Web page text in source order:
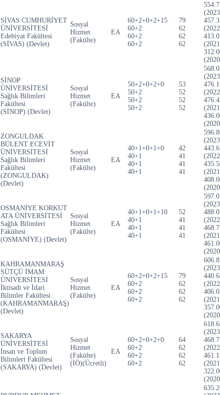
SİVAS CUMHURİYET
ÜNİVERSİTESİ
Edebiyat Fakültesi
(SİVAS) (Devlet)
Sosyal
Hizmet
(Fakülte)
EA
60+2+0+2+15
60+2
60+2
60+2
79
62
62
62
SİNOP
ÜNİVERSİTESİ
Sağlık Bilimleri
Fakültesi
(SİNOP) (Devlet)
Sosyal
Hizmet
(Fakülte)
EA
50+2+0+2+0
50+2
50+2
50+2
53
52
52
52
ZONGULDAK
BÜLENT ECEVİT
ÜNİVERSİTESİ
Sağlık Bilimleri
Fakültesi
(ZONGULDAK)
(Devlet)
Sosyal
Hizmet
(Fakülte)
EA
40+1+0+1+0
40+1
40+1
40+1
42
41
41
41
OSMANİYE KORKUT
ATA ÜNİVERSİTESİ
Sağlık Bilimleri
Fakültesi
(OSMANİYE) (Devlet)
Sosyal
Hizmet
(Fakülte)
EA
40+1+0+1+10
40+1
40+1
40+1
52
41
41
41
KAHRAMANMARAŞ
SÜTÇÜ İMAM
ÜNİVERSİTESİ
İktisadi ve İdari
Bilimler Fakültesi
(KAHRAMANMARAŞ)
(Devlet)
Sosyal
Hizmet
(Fakülte)
EA
60+2+0+2+15
60+2
60+2
60+2
79
62
62
62
SAKARYA
ÜNİVERSİTESİ
İnsan ve Toplum
Bilimleri Fakültesi
(SAKARYA) (Devlet)
Sosyal
Hizmet
(Fakülte)
(İÖ)(Ücretli)
EA
60+2+0+2+0
60+2
60+2
60+2
64
62
62
62